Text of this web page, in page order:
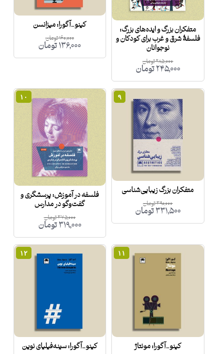
متفکران بزرگ و ایده‌های بزرگ:
فلسفۀ شرق و غرب برای کودکان و
نوجوانان
۲۸۵,۰۰۰تومان
۲۴۵,۰۰۰تومان
کینو_آگورا: میزانسن
۱۶۰,۰۰۰تومان
۱۳۶,۰۰۰تومان
۹
متفکران بزرگ زیبایی‌شناسی
۳۹۰,۰۰۰تومان
۳۳۱,۵۰۰تومان
۱۰
فلسفه در آموزش: پرسشگری و
گفت‌وگو در مدارس
۳۷۵,۰۰۰تومان
۳۱۹,۰۰۰تومان
۱۱
کینو_آگورا: مونتاژ
۱۲
کینو_آگورا: سینه‌فیلیای نوین